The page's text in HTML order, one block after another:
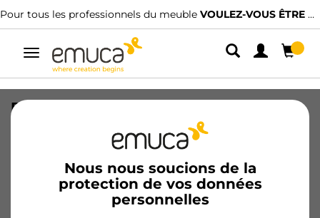
Pour tous les professionnels du meuble VOULEZ-VOUS ÊTRE CLIENT ?
Alterner
navigation
Nous nous soucions de la
protection de vos données
personnelles
Poignée pour meubles Kobe, L164mm,
entraxe 128mm, Zamak, Titane
Devenir client